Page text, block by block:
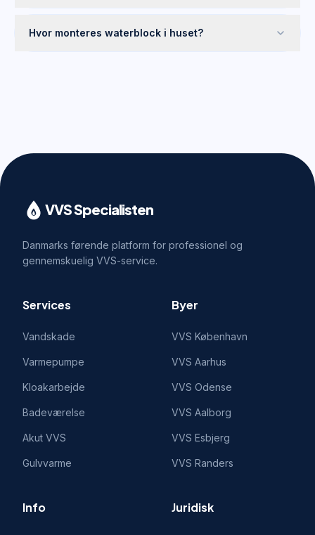
Hvor monteres waterblock i huset?
VVS Specialisten
Danmarks førende platform for professionel og
gennemskuelig VVS-service.
Services
Vandskade
Varmepumpe
Kloakarbejde
Badeværelse
Akut VVS
Gulvvarme
Byer
VVS København
VVS Aarhus
VVS Odense
VVS Aalborg
VVS Esbjerg
VVS Randers
Info Juridisk